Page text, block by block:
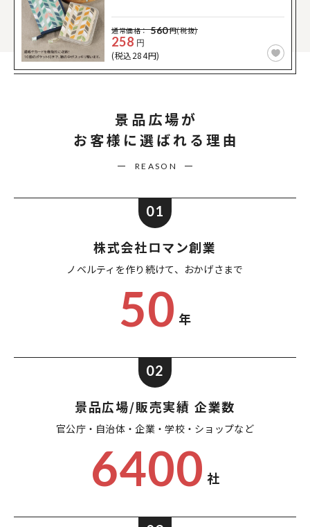
通常価格： 560円(税抜)
258 円
(税込284円)
景品広場が
お客様に選ばれる理由
REASON
01
株式会社ロマン創業
ノベルティを作り続けて、 おかげさまで
50 年
02
景品広場/販売実績 企業数
官公庁・自治体・企業・学校・ショップなど
6400 社